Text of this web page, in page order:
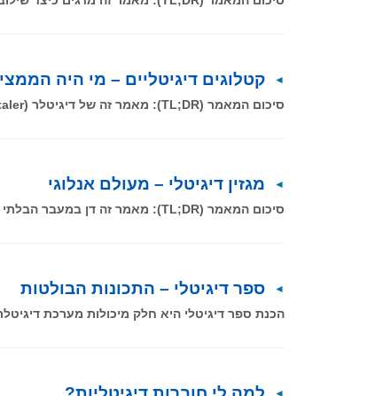
קטלוגים דיגיטליים – מי היה
סיכום המאמר (TL;DR): מאמר זה של דיגיטלר (Digitaler) סוקר את ההיסטוריה המרתקת של הקטלוגים והספרים הדיגיטליים, תוך הצגת דמויות המפתח ופורצי
מגזין דיגיטלי – מעולם אנלוגי
סיכום המאמר (TL;DR): מאמר זה דן במעבר הבלתי נמנע מהעולם האנלוגי והדפוס המסורתי לעולם הדיגיטלי, תוך התמקדות במגזין הדיגיטלי כתחליף
ספר דיגיטלי – התכונות הבולטות
הכנת ספר דיגיטלי היא חלק מיכולות מערכת